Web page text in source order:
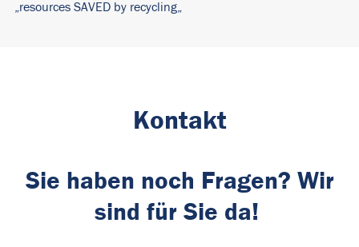
resources SAVED by recycling
Kontakt
Sie haben noch Fragen? Wir
sind für Sie da!